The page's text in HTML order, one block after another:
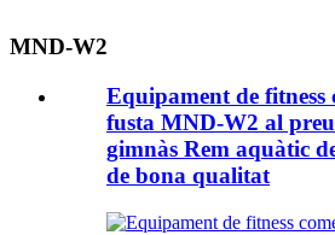
MND-W2
Equipament de fitness
fusta MND-W2 al
gimnàs Rem aquàtic
de bona qualitat